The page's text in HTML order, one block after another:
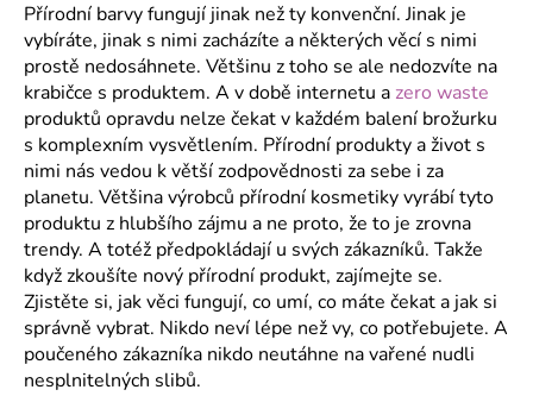
Přírodní barvy fungují jinak než ty konvenční. Jinak je
vybíráte, jinak s nimi zacházíte a některých věcí s nimi
prostě nedosáhnete. Většinu z toho se ale nedozvíte na
krabičce s produktem. A v době internetu a zero waste
produktů opravdu nelze čekat v každém balení brožurku
s komplexním vysvětlením. Přírodní produkty a život s
nimi nás vedou k větší zodpovědnosti za sebe i za
planetu. Většina výrobců přírodní kosmetiky vyrábí tyto
produktu z hlubšího zájmu a ne proto, že to je zrovna
trendy. A totéž předpokládají u svých zákazníků. Takže
když zkoušíte nový přírodní produkt, zajímejte se.
Zjistěte si, jak věci fungují, co umí, co máte čekat a jak si
správně vybrat. Nikdo neví lépe než vy, co potřebujete. A
poučeného zákazníka nikdo neutáhne na vařené nudli
nesplnitelných slibů.